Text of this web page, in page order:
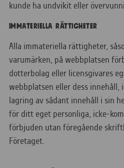
kunde ha undvikit eller
IMMATERIELLA RÄTTIGHETER
Alla immateriella rättigheter,
varumärken, på webbplatsen
dotterbolag eller licensgivares
webbplatsen eller dess innehåll,
lagring av sådant innehåll i sin
för ditt eget personliga, icke-
förbjuden utan föregående
Företaget.